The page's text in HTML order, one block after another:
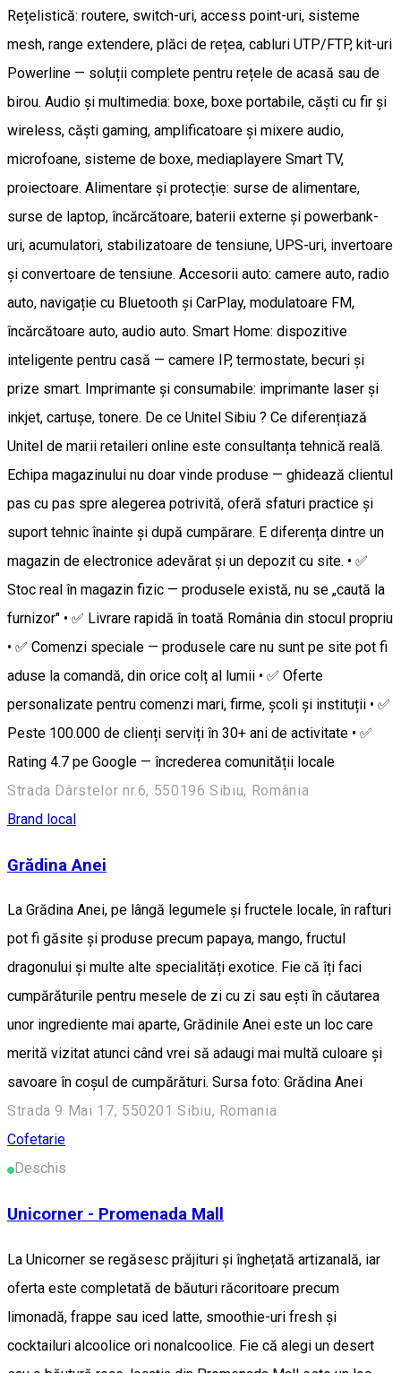
Rețelistică: routere, switch-uri, access point-uri, sisteme
mesh, range extendere, plăci de rețea, cabluri UTP/FTP, kit-uri
Powerline — soluții complete pentru rețele de acasă sau de
birou. Audio și multimedia: boxe, boxe portabile, căști cu fir și
wireless, căști gaming, amplificatoare și mixere audio,
microfoane, sisteme de boxe, mediaplayere Smart TV,
proiectoare. Alimentare și protecție: surse de alimentare,
surse de laptop, încărcătoare, baterii externe și powerbank-
uri, acumulatori, stabilizatoare de tensiune, UPS-uri, invertoare
și convertoare de tensiune. Accesorii auto: camere auto, radio
auto, navigație cu Bluetooth și CarPlay, modulatoare FM,
încărcătoare auto, audio auto. Smart Home: dispozitive
inteligente pentru casă — camere IP, termostate, becuri și
prize smart. Imprimante și consumabile: imprimante laser și
inkjet, cartușe, tonere. De ce Unitel Sibiu ? Ce diferențiază
Unitel de marii retaileri online este consultanța tehnică reală.
Echipa magazinului nu doar vinde produse — ghidează clientul
pas cu pas spre alegerea potrivită, oferă sfaturi practice și
suport tehnic înainte și după cumpărare. E diferența dintre un
magazin de electronice adevărat și un depozit cu site. • ✅
Stoc real în magazin fizic — produsele există, nu se „caută la
furnizor" • ✅ Livrare rapidă în toată România din stocul propriu
• ✅ Comenzi speciale — produsele care nu sunt pe site pot fi
aduse la comandă, din orice colț al lumii • ✅ Oferte
personalizate pentru comenzi mari, firme, școli și instituții • ✅
Peste 100.000 de clienți serviți în 30+ ani de activitate • ✅
Rating 4.7 pe Google — încrederea comunității locale
Strada Dârstelor nr.6, 550196 Sibiu, România
Brand local
Grădina Anei
La Grădina Anei, pe lângă legumele și fructele locale, în rafturi
pot fi găsite și produse precum papaya, mango, fructul
dragonului și multe alte specialități exotice. Fie că îți faci
cumpărăturile pentru mesele de zi cu zi sau ești în căutarea
unor ingrediente mai aparte, Grădinile Anei este un loc care
merită vizitat atunci când vrei să adaugi mai multă culoare și
savoare în coșul de cumpărături. Sursa foto: Grădina Anei
Strada 9 Mai 17, 550201 Sibiu, Romania
Cofetarie
Deschis
Unicorner - Promenada Mall
La Unicorner se regăsesc prăjituri și înghețată artizanală, iar
oferta este completată de băuturi răcoritoare precum
limonadă, frappe sau iced latte, smoothie-uri fresh și
cocktailuri alcoolice ori nonalcoolice. Fie că alegi un desert